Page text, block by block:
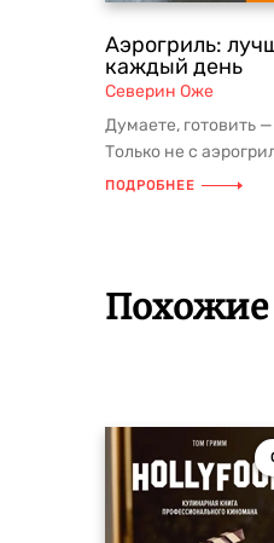
Аэрогриль:
каждый день
Северин Оже
Думаете, готовить
Только не с
книге рецептов
ПОДРОБНЕЕ